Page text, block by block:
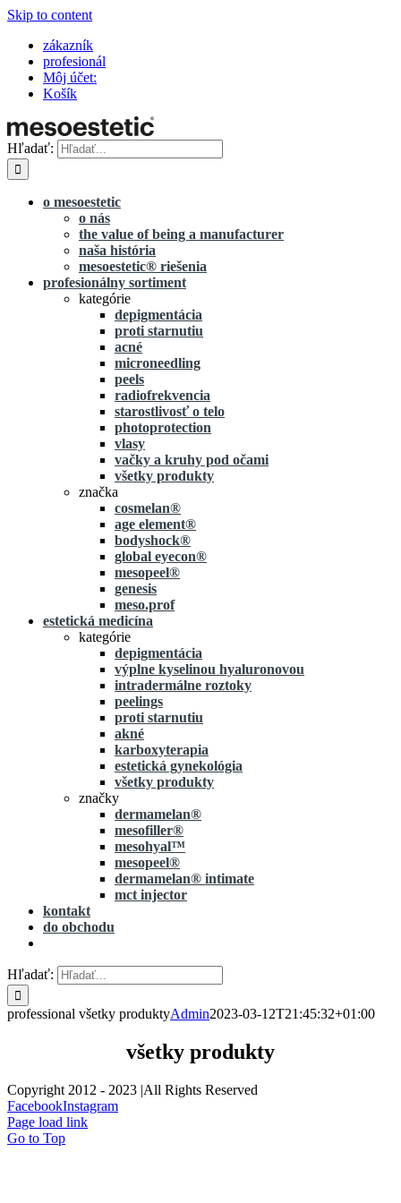
Skip to content
zákazník
profesionál
Môj účet:
Košík
Hľadať:
o mesoestetic
o nás
the value of being a manufacturer
naša história
mesoestetic® riešenia
profesionálny sortiment
kategórie
depigmentácia
proti starnutiu
acné
microneedling
peels
radiofrekvencia
starostlivosť o telo
photoprotection
vlasy
vačky a kruhy pod očami
všetky produkty
značka
cosmelan®
age element®
bodyshock®
global eyecon®
mesopeel®
genesis
meso.prof
estetická medicína
kategórie
depigmentácia
výplne kyselinou hyaluronovou
intradermálne roztoky
peelings
proti starnutiu
akné
karboxyterapia
estetická gynekológia
všetky produkty
značky
dermamelan®
mesofiller®
mesohyal™
mesopeel®
dermamelan® intimate
mct injector
kontakt
do obchodu
Hľadať:
professional všetky produktyAdmin2023-03-12T21:45:32+01:00
všetky produkty
Copyright 2012 - 2023 |All Rights Reserved
FacebookInstagram
Page load link
Go to Top